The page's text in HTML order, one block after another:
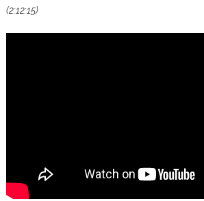
(2:12:15)